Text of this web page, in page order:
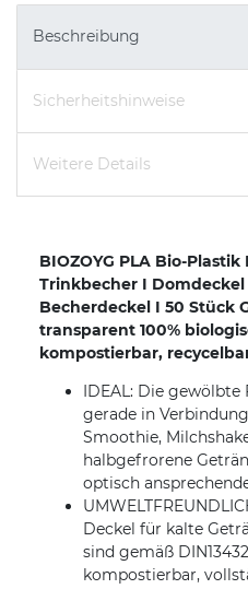
Beschreibung
Sicherheitshinweise
Weitere Details
BIOZOYG PLA Bio-
Trinkbecher I
Becherdeckel I 50 Stück
transparent 100%
kompostierbar,
IDEAL: Die
gerade in
Smoothie,
halbgefrorene
optisch
Deckel für kalte
sind gemäß
kompostierbar,